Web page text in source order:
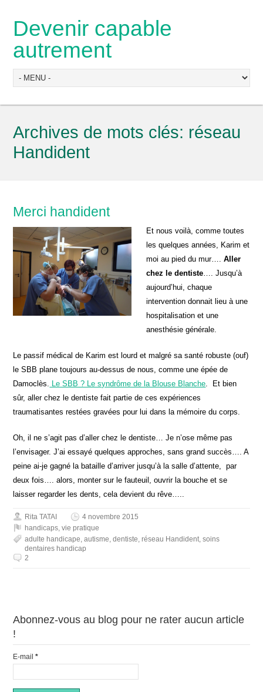
Devenir capable
autrement
Archives de mots clés: réseau
Handident
Merci handident
Et nous voilà, comme toutes
les quelques années, Karim et
moi au pied du mur…. Aller
chez le dentiste…. Jusqu’à
aujourd’hui, chaque
intervention donnait lieu à une
hospitalisation et une
anesthésie générale.
Le passif médical de Karim est lourd et malgré sa santé robuste (ouf)
le SBB plane toujours au-dessus de nous, comme une épée de
Damoclès. Le SBB ? Le syndrôme de la Blouse Blanche. Et bien
sûr, aller chez le dentiste fait partie de ces expériences
traumatisantes restées gravées pour lui dans la mémoire du corps.
Oh, il ne s’agit pas d’aller chez le dentiste… Je n’ose même pas
l’envisager. J’ai essayé quelques approches, sans grand succès…. A
peine ai-je gagné la bataille d’arriver jusqu’à la salle d’attente, par
deux fois…. alors, monter sur le fauteuil, ouvrir la bouche et se
laisser regarder les dents, cela devient du rêve…..
Rita TATAI
4 novembre 2015
handicaps,vie pratique
adulte handicape,autisme,dentiste,réseau Handident,soins
dentaires handicap
2
Abonnez-vous au blog pour ne rater aucun article
!
E-mail*